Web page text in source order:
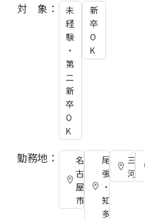
対 象：
未
経
験
・
第
二
新
卒
O
K
新
卒
O
K
勤務地：
名
古
屋
市
尾
張
・
知
多
三
河